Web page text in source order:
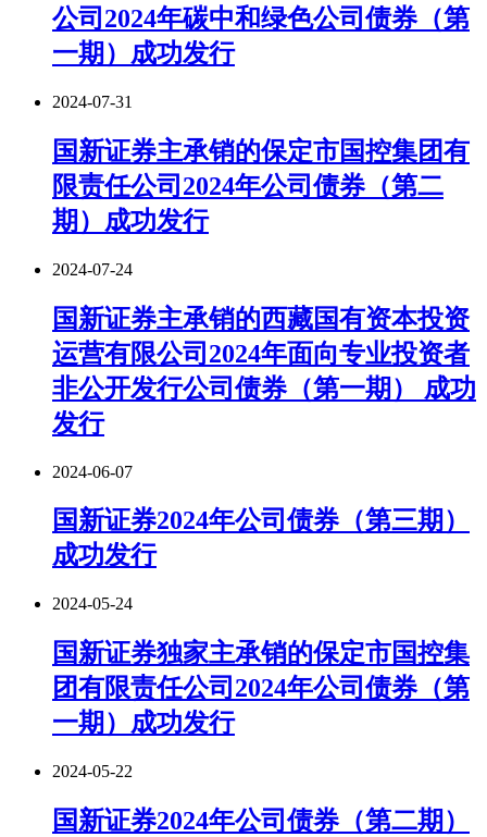
公司2024年碳中和绿色公司债券（第
一期）成功发行
2024-07-31
国新证券主承销的保定市国控集团有
限责任公司2024年公司债券（第二
期）成功发行
2024-07-24
国新证券主承销的西藏国有资本投资
运营有限公司2024年面向专业投资者
非公开发行公司债券（第一期） 成功
发行
2024-06-07
国新证券2024年公司债券（第三期）
成功发行
2024-05-24
国新证券独家主承销的保定市国控集
团有限责任公司2024年公司债券（第
一期）成功发行
2024-05-22
国新证券2024年公司债券（第二期）